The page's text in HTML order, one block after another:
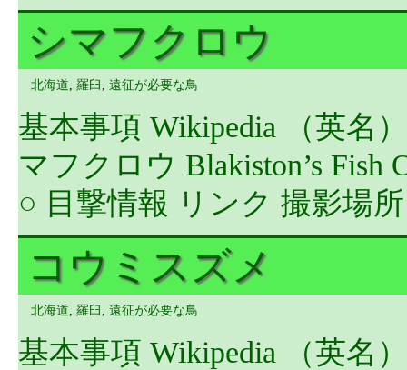
シマフクロウ
北海道 羅臼 遠征が必要な鳥
基本事項 Wikipedia （英名
マフクロウ Blakiston’s
○ 目撃情報 リンク 撮影場
コウミスズメ
北海道 羅臼 遠征が必要な鳥
基本事項 Wikipedia （英名